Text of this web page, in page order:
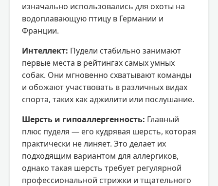
изначально использовались для охоты на
водоплавающую птицу в Германии и
Франции.
Интеллект: Пудели стабильно занимают
первые места в рейтингах самых умных
собак. Они мгновенно схватывают команды
и обожают участвовать в различных видах
спорта, таких как аджилити или послушание.
Шерсть и гипоаллергенность: Главный
плюс пуделя — его кудрявая шерсть, которая
практически не линяет. Это делает их
подходящим вариантом для аллергиков,
однако такая шерсть требует регулярной
профессиональной стрижки и тщательного